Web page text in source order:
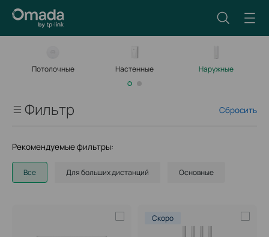
Потолочные Настенные Наружные
Сбросить
Фильтр
Скорость Wi-Fi
Рекомендуемые фильтры:
Все Для больших дистанций Основные
Скоро